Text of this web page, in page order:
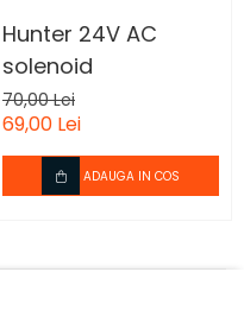
Hunter 24V AC
solenoid
70,00 Lei
69,00 Lei
ADAUGA IN COS